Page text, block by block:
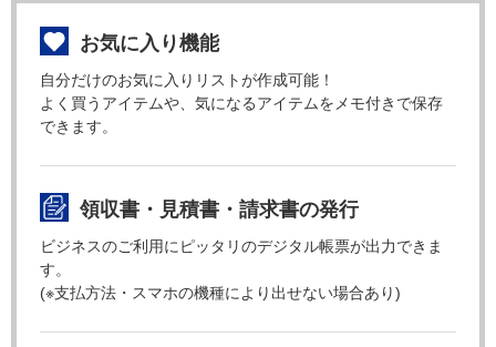
お気に入り機能
自分だけのお気に入りリストが作成可能！
よく買うアイテムや、気になるアイテムをメモ付きで保存
できます。
領収書・見積書・請求書の発行
ビジネスのご利用にピッタリのデジタル帳票が出力できま
す。
(※支払方法・スマホの機種により出せない場合あり)